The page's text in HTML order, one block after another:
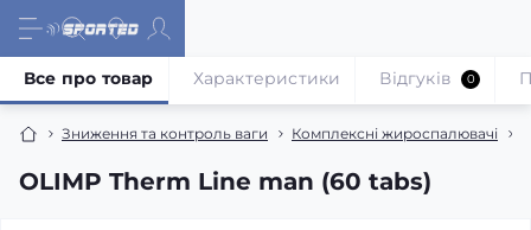
Зниження та контроль ваги Комплексні жироспалювачі
OLIMP Therm Line man (60 tabs)
Все про товар Характеристики Відгуків 0